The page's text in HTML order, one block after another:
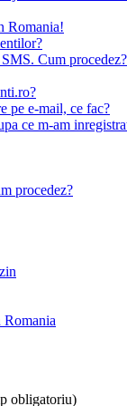
Romania!
Cum procedez?
pe e-mail, ce fac?
ce m-am
procedez?
Romania
obligatoriu)